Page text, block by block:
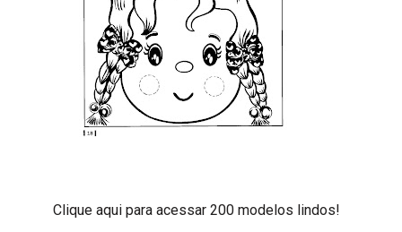
Clique aqui para acessar 200 modelos lindos!